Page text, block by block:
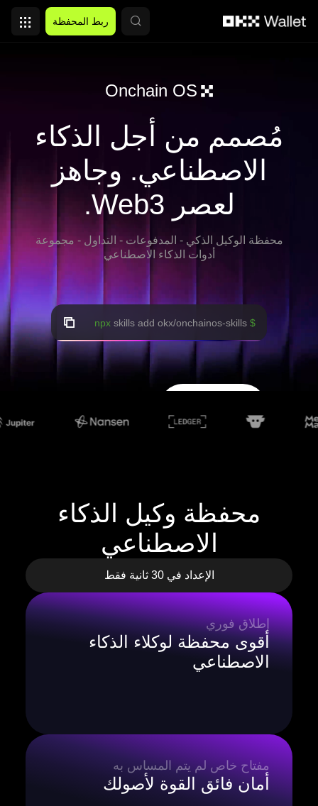
ربط المحفظة
Onchain OS
مُصمم من أجل الذكاء
الاصطناعي. وجاهز
لعصر Web3.
محفظة الوكيل الذكي - المدفوعات - التداول - مجموعة
أدوات الذكاء الاصطناعي
$ npx
skills add okx/onchainos-skills
المستندات
محفظة وكيل الذكاء
الاصطناعي
الإعداد في 30 ثانية فقط
إطلاق فوري
أقوى محفظة لوكلاء الذكاء
الاصطناعي
مفتاح خاص لم يتم المساس به
أمان فائق القوة لأصولك